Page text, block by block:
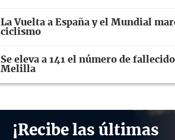
La Vuelta a España y el Mundial
ciclismo
Se eleva a 141 el número de
Melilla
¡Recibe las últimas